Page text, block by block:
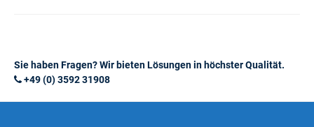
Sie haben Fragen? Wir bieten Lösungen in höchster Qualität.
+49 (0) 3592 31908